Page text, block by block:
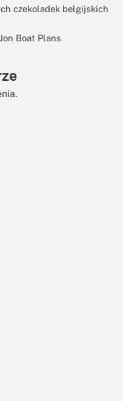
czekoladek belgijskich
Boat Plans